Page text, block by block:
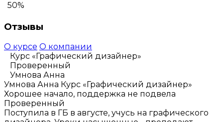
50%
Отзывы
О курсе О компании
Курс «Графический дизайнер»
Проверенный
Умнова Анна
Умнова Анна Курс «Графический дизайнер»
Хорошее начало, поддержка не подвела
Проверенный
Поступила в ГБ в августе, учусь на графического